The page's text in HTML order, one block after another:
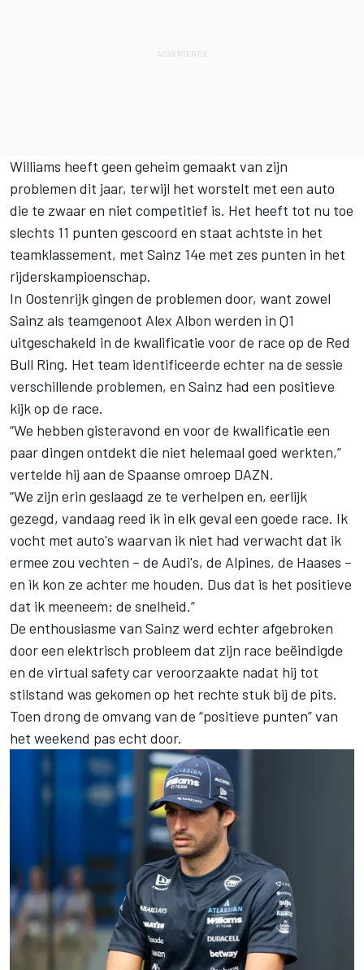
Williams heeft geen geheim gemaakt van zijn
problemen dit jaar, terwijl het worstelt met een auto
die te zwaar en niet competitief is. Het heeft tot nu toe
slechts 11 punten gescoord en staat achtste in het
teamklassement, met Sainz 14e met zes punten in het
rijderskampioenschap.
In Oostenrijk gingen de problemen door, want zowel
Sainz als teamgenoot Alex Albon werden in Q1
uitgeschakeld in de kwalificatie voor de race op de Red
Bull Ring. Het team identificeerde echter na de sessie
verschillende problemen, en Sainz had een positieve
kijk op de race.
“We hebben gisteravond en voor de kwalificatie een
paar dingen ontdekt die niet helemaal goed werkten,”
vertelde hij aan de Spaanse omroep DAZN.
“We zijn erin geslaagd ze te verhelpen en, eerlijk
gezegd, vandaag reed ik in elk geval een goede race. Ik
vocht met auto's waarvan ik niet had verwacht dat ik
ermee zou vechten – de Audi's, de Alpines, de Haases –
en ik kon ze achter me houden. Dus dat is het positieve
dat ik meeneem: de snelheid.”
De enthousiasme van Sainz werd echter afgebroken
door een elektrisch probleem dat zijn race beëindigde
en de virtual safety car veroorzaakte nadat hij tot
stilstand was gekomen op het rechte stuk bij de pits.
Toen drong de omvang van de “positieve punten” van
het weekend pas echt door.